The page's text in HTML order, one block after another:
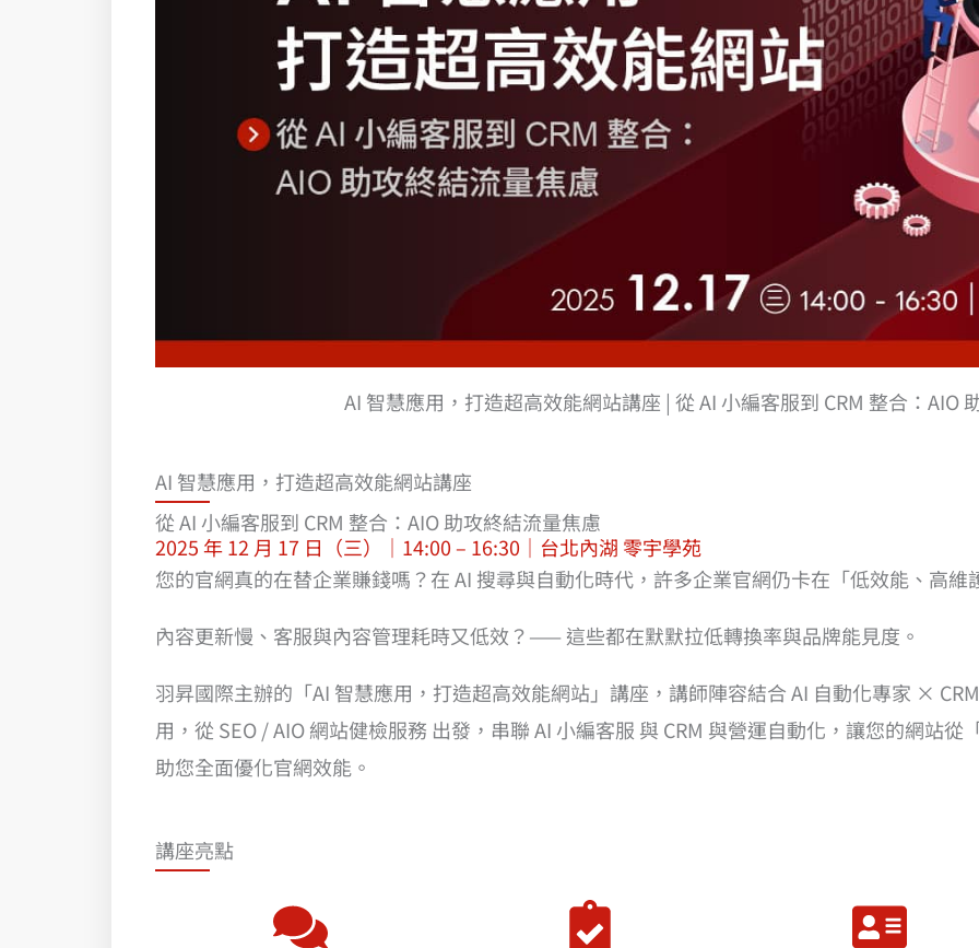
AI 智慧應用，打造超高效能網站講座​ | 從 AI 小編客服到 CRM 整合：AIO
AI 智慧應用，打造超高效能網站講座
從 AI 小編客服到 CRM 整合：AIO 助攻終結流量焦慮
2025 年 12 月 17 日（三）｜14:00 – 16:30｜台北內湖 零宇學苑
您的官網真的在替企業賺錢嗎？在 AI 搜尋與自動化時代，許多企業官網仍卡在「低效能、高維
內容更新慢、客服與內容管理耗時又低效？—— 這些都在默默拉低轉換率與品牌能見度。
羽昇國際主辦的「AI 智慧應用，打造超高效能網站」講座，講師陣容結合 AI 自動化專家 ×
用，從 SEO / AIO 網站健檢服務 出發，串聯 AI 小編客服 與 CRM 與營運自動化，讓您的網站
助您全面優化官網效能。
講座亮點